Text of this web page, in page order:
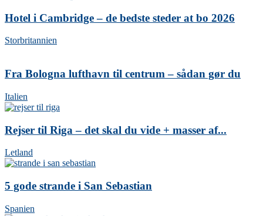
Hotel i Cambridge – de bedste steder at bo 2026
Storbritannien
Fra Bologna lufthavn til centrum – sådan gør du
Italien
Rejser til Riga – det skal du vide + masser af...
Letland
5 gode strande i San Sebastian
Spanien